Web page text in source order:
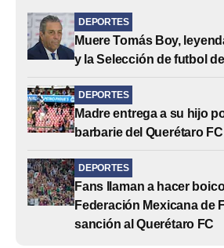
DEPORTES
Muere Tomás Boy,
y la Selección de futbol
DEPORTES
Madre entrega a su hijo
barbarie del Querétaro
DEPORTES
Fans llaman a hacer
Federación Mexicana de
sanción al Querétaro FC